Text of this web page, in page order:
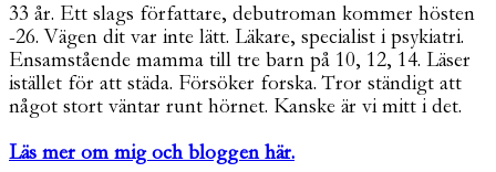
33 år. Ett slags författare, debutroman kommer hösten
-26. Vägen dit var inte lätt. Läkare, specialist i psykiatri.
Ensamstående mamma till tre barn på 10, 12, 14. Läser
istället för att städa. Försöker forska. Tror ständigt att
något stort väntar runt hörnet. Kanske är vi mitt i det.
Läs mer om mig och bloggen här.